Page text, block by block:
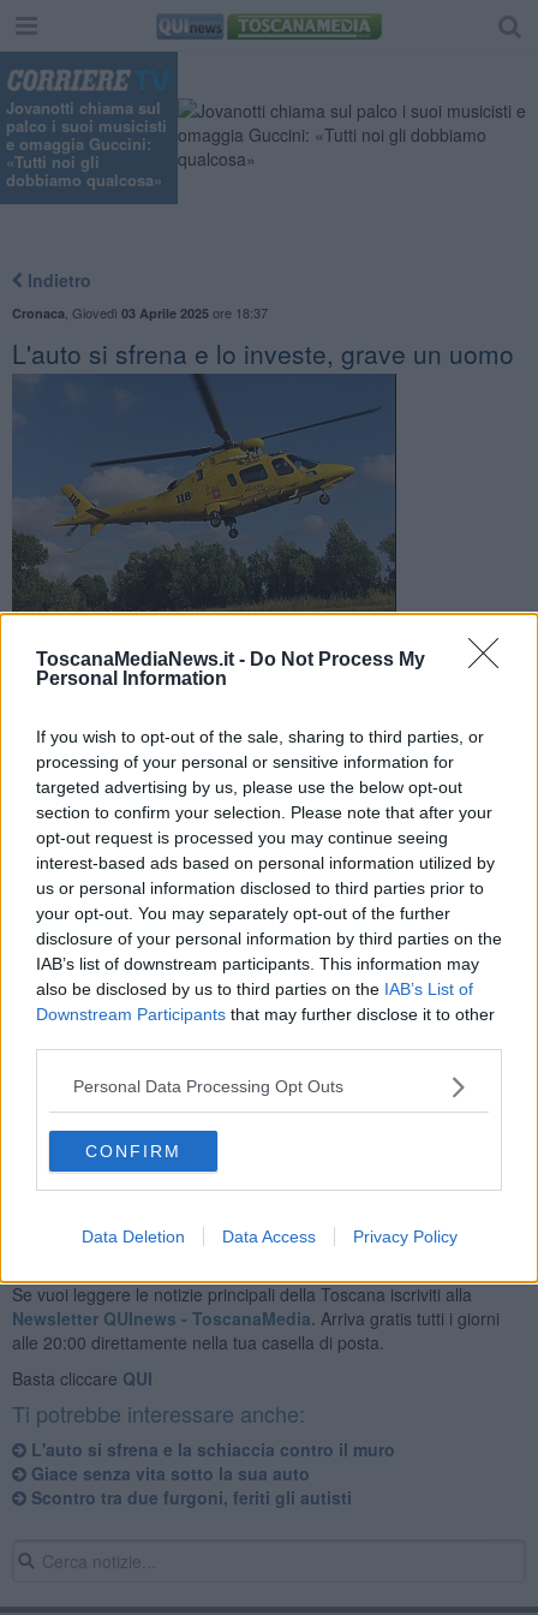
ToscanaMediaNews.it - Do Not Process My
Personal Information
If you wish to opt-out of the sale, sharing to third parties, or
processing of your personal or sensitive information for
targeted advertising by us, please use the below opt-out
section to confirm your selection. Please note that after your
opt-out request is processed you may continue seeing
interest-based ads based on personal information utilized by
us or personal information disclosed to third parties prior to
your opt-out. You may separately opt-out of the further
disclosure of your personal information by third parties on the
IAB’s list of downstream participants. This information may
also be disclosed by us to third parties on the IAB’s List of
Downstream Participants that may further disclose it to other
Personal Data Processing Opt Outs
CONFIRM
Data Deletion Data Access Privacy Policy
Jovanotti chiama sul
palco i suoi musicisti
e omaggia Guccini:
«Tutti noi gli
dobbiamo qualcosa»
Indietro
Cronaca Giovedì 03 Aprile 2025ore 18:37
L'auto si sfrena e lo investe, grave un uomo
Ferito un uomo di 64 anni. Soccorso dal personale sanitario
del 118, è stato portato in codice rosso alle Scotte con
SARTEANO —Brutto incidente nel primo pomeriggio di oggi a
Sarteano, sulla Strada statale 478. Un uomo di 64 anni sarebbe
stato investito dalla propria auto che per cause in corso di
accertamento si sarebbe sfrenata.
Sul posto, intorno alle 13,30, sono intervenuti i sanitari del 118 e
l'uomo è stato trasportato in codice 3 (rosso) all'ospedale le Scotte
con l'elicottero Pegaso 1.
Attivati anche l'ambulanza della Misericordia di Sarteano, i vigili del
fuoco e le forze dell'ordine.
Se vuoi leggere le notizie principali della Toscana iscriviti alla
Newsletter QUInews - ToscanaMedia. Arriva gratis tutti i giorni
alle 20:00 direttamente nella tua casella di posta.
Basta cliccare QUI
Ti potrebbe interessare anche:
L'auto si sfrena e la schiaccia contro il muro
Giace senza vita sotto la sua auto
Scontro tra due furgoni, feriti gli autisti